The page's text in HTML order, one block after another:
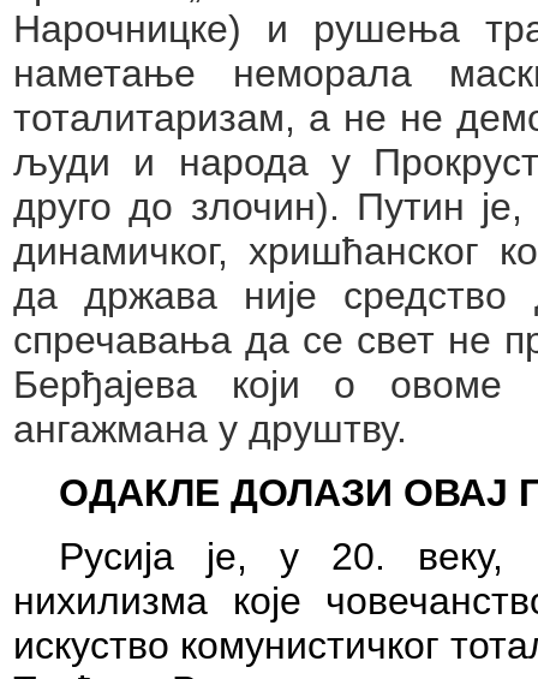
Нарочницке) и рушења
наметање неморала
тоталитаризам, а не не
људи и народа у
друго до злочин). Путин
динамичког, хришћанског
да држава није
спречавања да се свет не
Берђајева који о овоме
ангажмана у друштву.
ОДАКЛЕ ДОЛАЗИ ОВАЈ
Русија је, у 20. веку,
нихилизма које
искуство комунистичког